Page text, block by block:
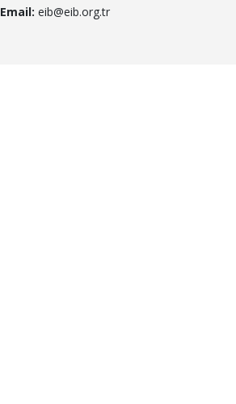
Email: eib@eib.org.tr